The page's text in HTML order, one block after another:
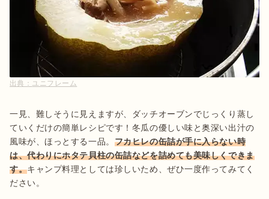
出典：ユニフレーム
一見、難しそうに見えますが、ダッチオーブンでじっくり蒸し
ていくだけの簡単レシピです！冬瓜の優しい味と奥深い出汁の
風味が、ほっとする一品。 フカヒレの缶詰が手に入らない時
は、代わりにホタテ貝柱の缶詰などを詰めても美味しくできま
す。キャンプ料理としては珍しいため、ぜひ一度作ってみてく
ださい。